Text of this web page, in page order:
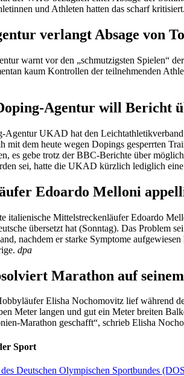
und Athleten hatten das scharf kritisiert.
verlangt Absage von
warnt vor den „schmutzigsten Spielen“
kaum Kontrollen der teilnehmenden
Agentur will Bericht
UKAD hat den
mit dem heute wegen Dopings gesperrten
es gebe trotz der BBC-Berichte über
sei, hatte die UKAD kürzlich lediglich eine
Edoardo Melloni
italienische Mittelstreckenläufer Edoardo
übersetzt hat (Sonntag). Das Problem
nachdem er starke Symptome
dpa
Marathon auf
Elisha Nochomovitz lief während
Meter langen und gut ein Meter breiten
Marathon geschafft“, schrieb Elisha
Sport
Deutschen Olympischen Sportbundes